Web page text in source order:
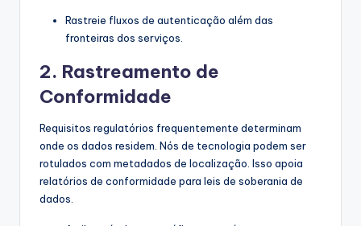
Rastreie fluxos de autenticação além das
fronteiras dos serviços.
2. Rastreamento de
Conformidade
Requisitos regulatórios frequentemente determinam
onde os dados residem. Nós de tecnologia podem ser
rotulados com metadados de localização. Isso apoia
relatórios de conformidade para leis de soberania de
dados.